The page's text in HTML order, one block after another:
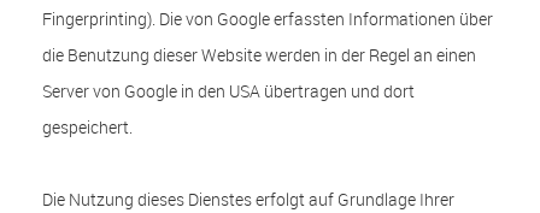
Fingerprinting). Die von Google erfassten Informationen über
die Benutzung dieser Website werden in der Regel an einen
Server von Google in den USA übertragen und dort
gespeichert.
Die Nutzung dieses Dienstes erfolgt auf Grundlage Ihrer